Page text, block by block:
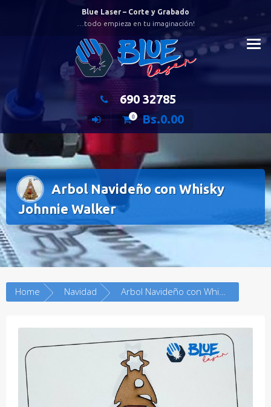
Blue Laser – Corte y Grabado
…todo empieza en tu imaginación!
690 32785
0 Bs.0.00
Arbol Navideño con Whisky
Johnnie Walker
Home Navidad Arbol Navideño con Whisky Johnnie Walker